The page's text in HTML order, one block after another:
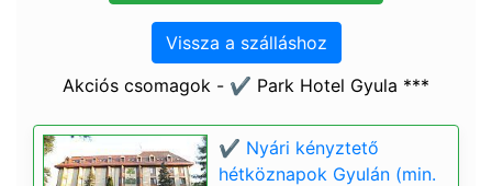
Vissza a szálláshoz
Akciós csomagok - ✔️ Park Hotel Gyula ***
✔️ Nyári kényztető
hétköznapok Gyulán (min.